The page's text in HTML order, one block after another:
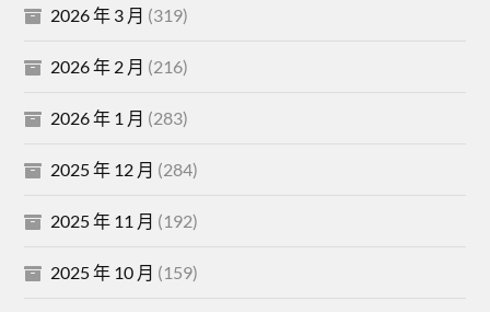
2026 年 3 月 (319)
2026 年 2 月 (216)
2026 年 1 月 (283)
2025 年 12 月 (284)
2025 年 11 月 (192)
2025 年 10 月 (159)